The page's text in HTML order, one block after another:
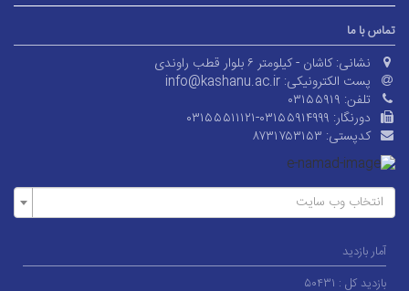
تماس با ما
نشانی: کاشان - کیلومتر ۶ بلوار قطب راوندی
پست الکترونیکی: info@kashanu.ac.ir
تلفن: ۰۳۱۵۵۹۱۹
دورنگار: ۰۳۱۵۵۵۱۱۱۲۱-۰۳۱۵۵۹۱۴۹۹۹
کدپستی: ۸۷۳۱۷۵۳۱۵۳
انتخاب وب سایت
آمار بازدید
بازدید کل : ۵۰۴۳۱